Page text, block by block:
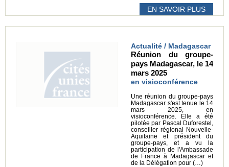
EN SAVOIR PLUS
Actualité / Madagascar
Réunion du groupe-
pays Madagascar, le 14
mars 2025
en visioconférence
Une réunion du groupe-pays
Madagascar s'est tenue le 14
mars 2025, en
visioconférence. Elle a été
pilotée par Pascal Duforestel,
conseiller régional Nouvelle-
Aquitaine et président du
groupe-pays, et a vu la
participation de l'Ambassade
de France à Madagascar et
de la Délégation pour (…)